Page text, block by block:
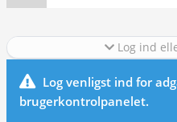
Log ind
Log venligst ind for
brugerkontrolpanelet.